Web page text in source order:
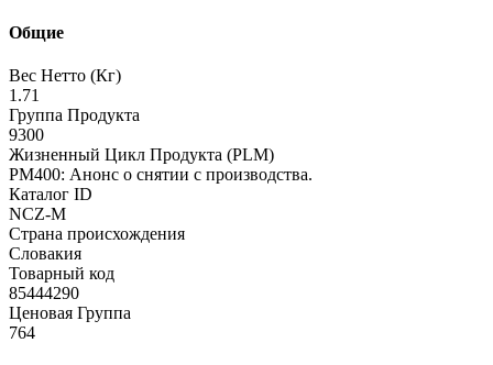
Общие
Вес Нетто (Кг)
1.71
Группа Продукта
9300
Жизненный Цикл Продукта (PLM)
PM400: Анонс о снятии с производства.
Каталог ID
NCZ-M
Страна происхождения
Словакия
Товарный код
85444290
Ценовая Группа
764